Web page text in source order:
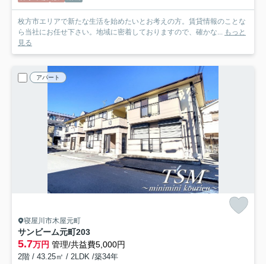
枚方市エリアで新たな生活を始めたいとお考えの方。賃貸情報のことな
ら当社にお任せ下さい。地域に密着しておりますので、確かな...
もっと
見る
アパート
寝屋川市木屋元町
サンビーム元町203
5.7万円 管理/共益費5,000円
2階 / 43.25㎡ / 2LDK /築34年